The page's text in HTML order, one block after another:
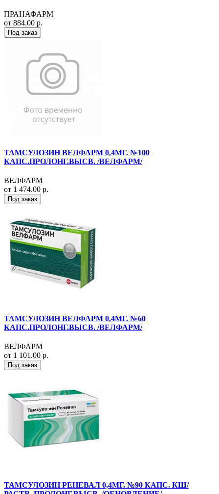
ПРАНАФАРМ
от 884.00 р.
Под заказ
ТАМСУЛОЗИН ВЕЛФАРМ 0,4МГ. №100
КАПС.ПРОЛОНГ.ВЫСВ. /ВЕЛФАРМ/
ВЕЛФАРМ
от 1 474.00 р.
Под заказ
ТАМСУЛОЗИН ВЕЛФАРМ 0,4МГ. №60
КАПС.ПРОЛОНГ.ВЫСВ. /ВЕЛФАРМ/
ВЕЛФАРМ
от 1 101.00 р.
Под заказ
ТАМСУЛОЗИН РЕНЕВАЛ 0,4МГ. №90 КАПС. КШ/